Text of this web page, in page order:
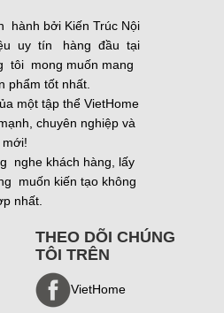
hành bởi Kiến Trúc Nội
uy tín hàng đầu tại
tôi mong muốn mang
phẩm tốt nhất.
một tập thể VietHome
chuyên nghiệp và
nghe khách hàng, lấy
muốn kiến tạo không
nhất.
THEO DÕI CHÚNG
TÔI TRÊN
VietHome